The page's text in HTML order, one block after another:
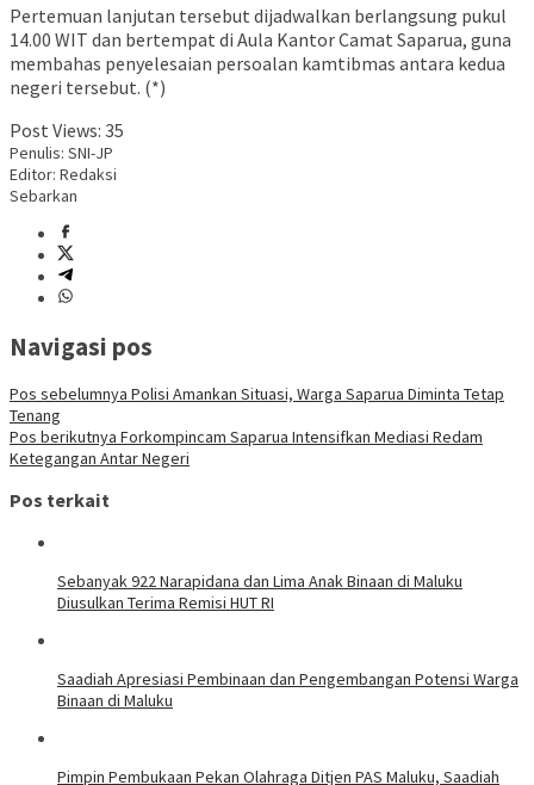
Pertemuan lanjutan tersebut dijadwalkan berlangsung pukul
14.00 WIT dan bertempat di Aula Kantor Camat Saparua, guna
membahas penyelesaian persoalan kamtibmas antara kedua
negeri tersebut. (*)
Post Views: 35
Penulis: SNI-JP
Editor: Redaksi
Sebarkan
Navigasi pos
Pos sebelumnya Polisi Amankan Situasi, Warga Saparua Diminta Tetap
Tenang
Pos berikutnya Forkompincam Saparua Intensifkan Mediasi Redam
Ketegangan Antar Negeri
Pos terkait
Sebanyak 922 Narapidana dan Lima Anak Binaan di Maluku
Diusulkan Terima Remisi HUT RI
Saadiah Apresiasi Pembinaan dan Pengembangan Potensi Warga
Binaan di Maluku
Pimpin Pembukaan Pekan Olahraga Ditjen PAS Maluku, Saadiah